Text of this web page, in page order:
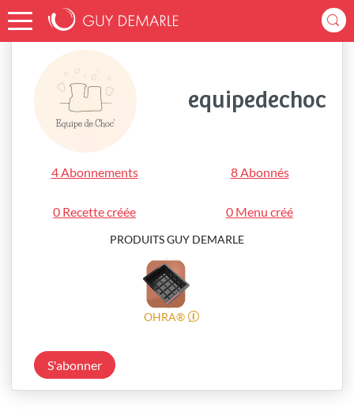
Accueil equipedechoc
equipedechoc
4 Abonnements 8 Abonnés
0 Recette créée 0 Menu créé
PRODUITS GUY DEMARLE
OHRA®
S'abonner